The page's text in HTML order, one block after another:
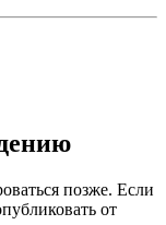
позже. Если
от